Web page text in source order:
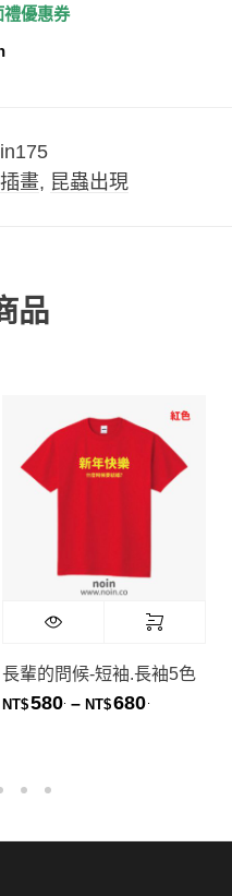
禮優惠券
畫, 昆蟲出現
品
到 NT$680.
長輩的問候-短袖.長袖5色
NT$580 – NT$680